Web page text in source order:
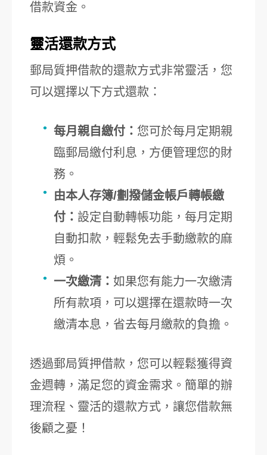
借款資金。
靈活還款方式
郵局質押借款的還款方式非常靈活，您
可以選擇以下方式還款：
每月親自繳付： 您可於每月定期親
臨郵局繳付利息，方便管理您的財
務。
由本人存簿/劃撥儲金帳戶轉帳繳
付： 設定自動轉帳功能，每月定期
自動扣款，輕鬆免去手動繳款的麻
煩。
一次繳清： 如果您有能力一次繳清
所有款項，可以選擇在還款時一次
繳清本息，省去每月繳款的負擔。
透過郵局質押借款，您可以輕鬆獲得資
金週轉，滿足您的資金需求。簡單的辦
理流程、靈活的還款方式，讓您借款無
後顧之憂！